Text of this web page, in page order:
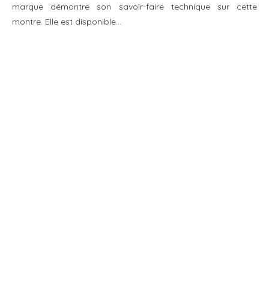
marque démontre son savoir-faire technique sur cette
montre. Elle est disponible…